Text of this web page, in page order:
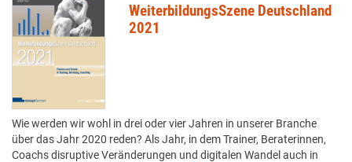
WeiterbildungsSzene Deutschland
2021
Wie werden wir wohl in drei oder vier Jahren in unserer Branche
über das Jahr 2020 reden? Als Jahr, in dem Trainer, Beraterinnen,
Coachs disruptive Veränderungen und digitalen Wandel auch in